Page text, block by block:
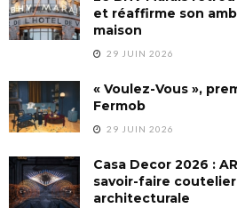
et réaffirme son
maison
29 JUIN 2026
« Voulez-Vous »,
Fermob
29 JUIN 2026
Casa Decor 2026 :
savoir-faire
architecturale